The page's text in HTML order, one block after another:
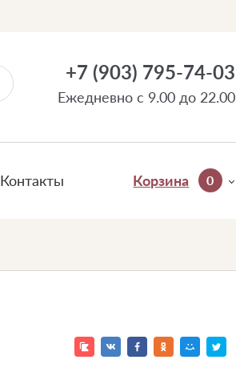
+7 (903) 795-74-03
Ежедневно с 9.00 до 22.00
Контакты Корзина 0